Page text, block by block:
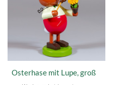
Osterhase mit Lupe, groß